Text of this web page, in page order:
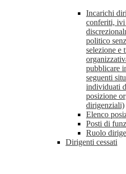
Incarichi
conferiti,
politico
selezione e
pubblicare
seguenti
individuati
posizione
dirigenziali)
Elenco
Posti di
Ruolo
Dirigenti cessati